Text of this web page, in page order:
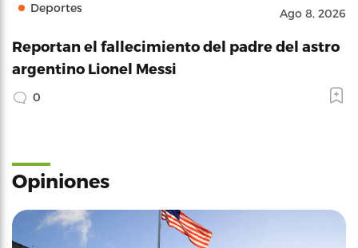
Deportes Ago 8, 2026
Reportan el fallecimiento del padre del astro
argentino Lionel Messi
0
Opiniones